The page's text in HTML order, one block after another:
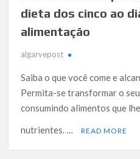
dieta dos cinco ao
alimentação
algarvepost
Saiba o que você come e
Permita-se transformar o
consumindo alimentos que
nutrientes. …
READ MORE